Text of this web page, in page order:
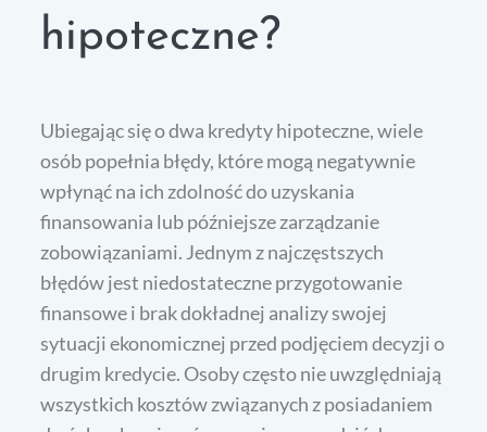
hipoteczne?
Ubiegając się o dwa kredyty hipoteczne, wiele
osób popełnia błędy, które mogą negatywnie
wpłynąć na ich zdolność do uzyskania
finansowania lub późniejsze zarządzanie
zobowiązaniami. Jednym z najczęstszych
błędów jest niedostateczne przygotowanie
finansowe i brak dokładnej analizy swojej
sytuacji ekonomicznej przed podjęciem decyzji o
drugim kredycie. Osoby często nie uwzględniają
wszystkich kosztów związanych z posiadaniem